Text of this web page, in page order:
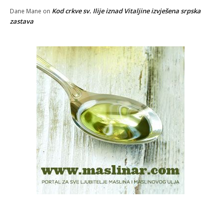
Dane Mane on Kod crkve sv. Ilije iznad Vitaljine izvješena srpska
zastava